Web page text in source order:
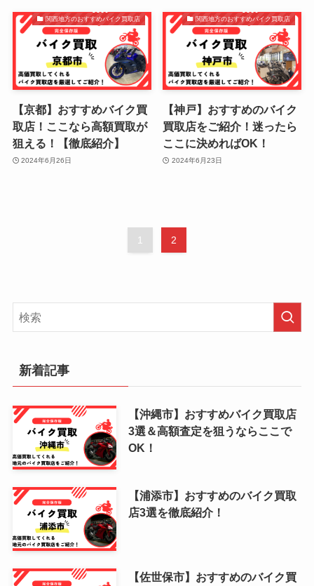
関西地方のおすすめバイク買取店
【京都】おすすめバイク買
取店！ここなら高額買取が
狙える！【徹底紹介】
2024年6月26日
関西地方のおすすめバイク買取店
【神戸】おすすめのバイク
買取店をご紹介！迷ったら
ここに決めればOK！
2024年6月23日
1 2
新着記事
【沖縄市】おすすめバイク買取店
3選＆高額査定を狙うならここで
OK！
【浦添市】おすすめのバイク買取
店3選を徹底紹介！
【佐世保市】おすすめのバイク買